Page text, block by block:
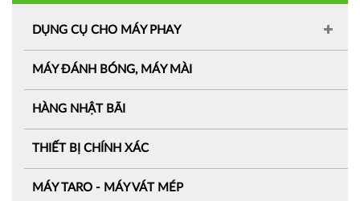
DỤNG CỤ CHO MÁY PHAY
MÁY ĐÁNH BÓNG, MÁY MÀI
HÀNG NHẬT BÃI
THIẾT BỊ CHÍNH XÁC
MÁY TARO - MÁY VÁT MÉP